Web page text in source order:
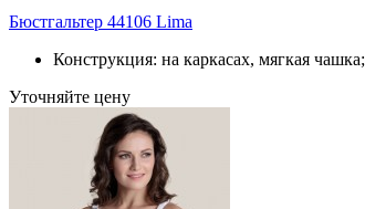
Бюстгальтер 44106 Lima
Конструкция: на каркасах, мягкая чашка;
Уточняйте цену